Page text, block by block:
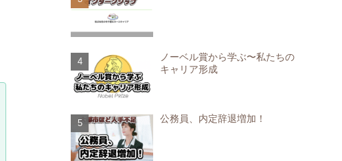
ノーベル賞から学ぶ〜私たちの
キャリア形成
公務員、内定辞退増加！